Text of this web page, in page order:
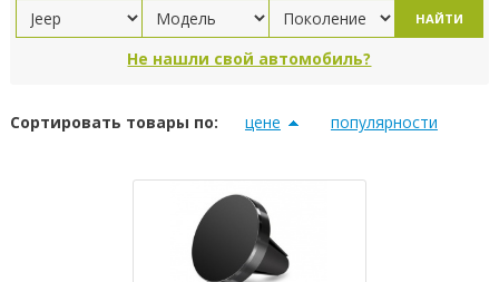
НАЙТИ
Не нашли свой автомобиль?
Сортировать товары по: цене популярности